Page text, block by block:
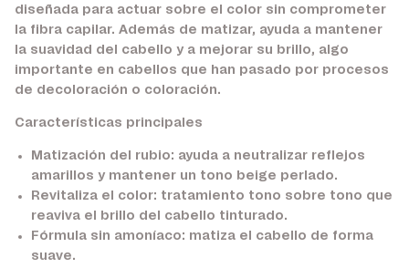
diseñada para actuar sobre el color sin comprometer
la fibra capilar. Además de matizar, ayuda a mantener
la suavidad del cabello y a mejorar su brillo, algo
importante en cabellos que han pasado por procesos
de decoloración o coloración.
Características principales
Matización del rubio: ayuda a neutralizar reflejos
amarillos y mantener un tono beige perlado.
Revitaliza el color: tratamiento tono sobre tono que
reaviva el brillo del cabello tinturado.
Fórmula sin amoníaco: matiza el cabello de forma
suave.